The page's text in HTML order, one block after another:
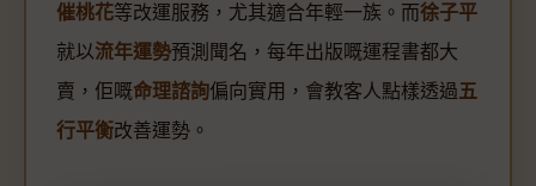
催桃花等改運服務，尤其適合年輕一族。而徐子平
就以流年運勢預測聞名，每年出版嘅運程書都大
賣，佢嘅命理諮詢偏向實用，會教客人點樣透過五
行平衡改善運勢。